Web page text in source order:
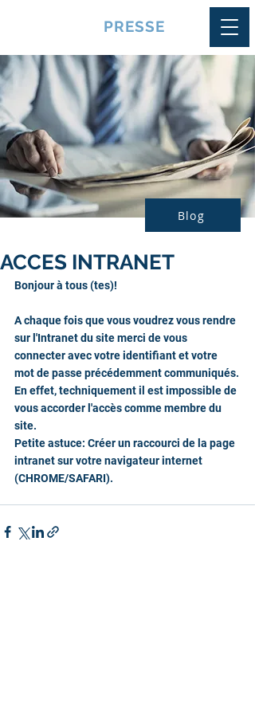
PRESSE
Blog
ACCES INTRANET
Bonjour à tous (tes)!
A chaque fois que vous voudrez vous rendre
sur l'Intranet du site merci de vous
connecter avec votre identifiant et votre
mot de passe précédemment communiqués.
En effet, techniquement il est impossible de
vous accorder l'accès comme membre du
site.
Petite astuce: Créer un raccourci de la page
intranet sur votre navigateur internet
(CHROME/SAFARI).